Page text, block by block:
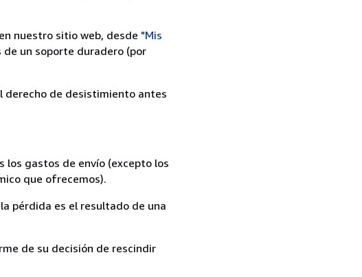
nuestro sitio web, desde "Mis
un soporte duradero (por
derecho de desistimiento antes
los gastos de envío (excepto los
que ofrecemos).
pérdida es el resultado de una
de su decisión de rescindir